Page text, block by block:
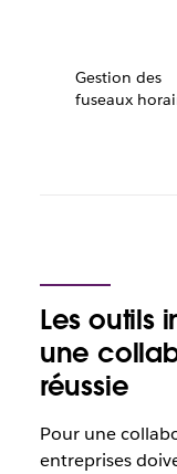
Gestion des
fuseaux
Les outils
une
réussie
Pour une
entreprises